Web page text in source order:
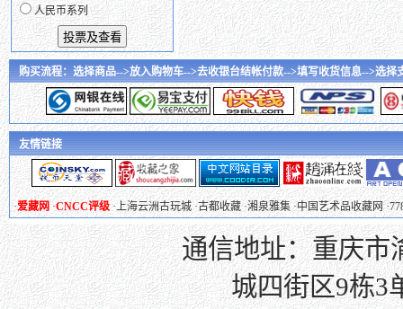
人民币系列
购买流程：选择商品-->放入购物车-->去收银台结帐付款-->填写收货信息-->选
友情链接
·爱藏网 ·CNCC评级·上海云洲古玩城 ·古都收藏·湘泉雅集 ·中国艺术品收藏网·
通信地址：重庆市
城四街区9栋3